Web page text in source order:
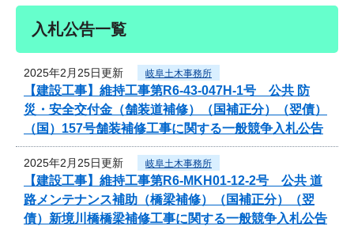
入札公告一覧
2025年2月25日更新 岐阜土木事務所
【建設工事】維持工事第R6-43-047H-1号 公共 防
災・安全交付金（舗装道補修）（国補正分）（翌債）
（国）157号舗装補修工事に関する一般競争入札公告
2025年2月25日更新 岐阜土木事務所
【建設工事】維持工事第R6-MKH01-12-2号 公共 道
路メンテナンス補助（橋梁補修）（国補正分）（翌
債）新境川橋橋梁補修工事に関する一般競争入札公告